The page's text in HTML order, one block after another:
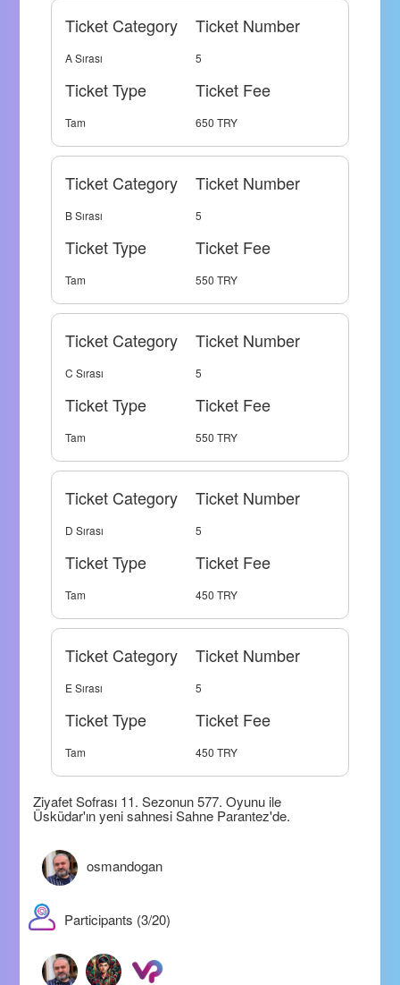
Ticket Category Ticket Number
A Sırası 5
Ticket Type Ticket Fee
Tam 650 TRY
Ticket Category Ticket Number
B Sırası 5
Ticket Type Ticket Fee
Tam 550 TRY
Ticket Category Ticket Number
C Sırası 5
Ticket Type Ticket Fee
Tam 550 TRY
Ticket Category Ticket Number
D Sırası 5
Ticket Type Ticket Fee
Tam 450 TRY
Ticket Category Ticket Number
E Sırası 5
Ticket Type Ticket Fee
Tam 450 TRY
Ziyafet Sofrası 11. Sezonun 577. Oyunu ile
Üsküdar'ın yeni sahnesi Sahne Parantez'de.
osmandogan
Participants (3/20)